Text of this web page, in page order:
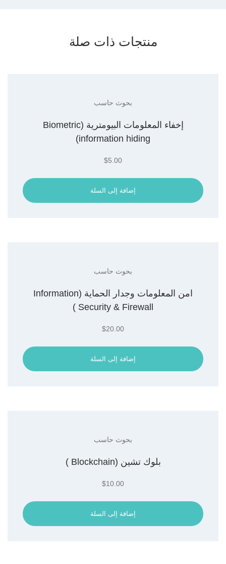
منتجات ذات صلة
بحوث حاسب
إخفاء المعلومات البيومترية (Biometric
information hiding)
$5.00
إضافة إلى السلة
بحوث حاسب
امن المعلومات وجدار الحماية (Information
Security & Firewall )
$20.00
إضافة إلى السلة
بحوث حاسب
بلوك تشين (Blockchain )
$10.00
إضافة إلى السلة